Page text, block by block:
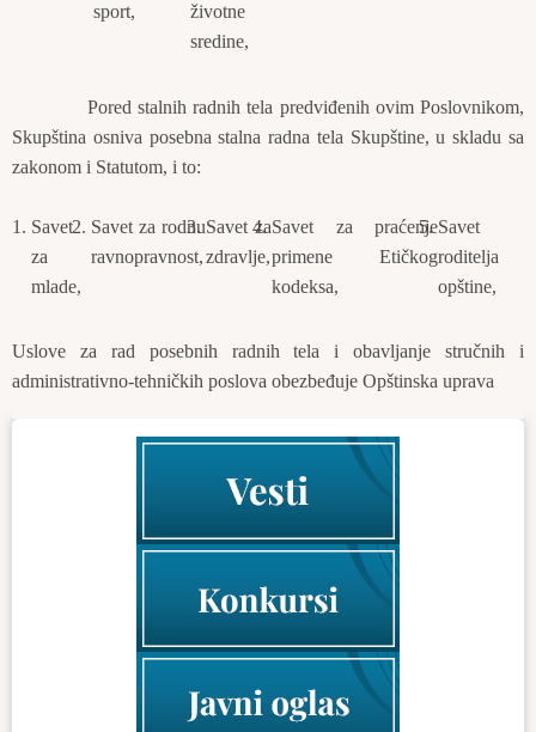
sport,
životne
sredine,
Pored stalnih radnih tela predviđenih ovim Poslovnikom,
Skupština osniva posebna stalna radna tela Skupštine, u skladu sa
zakonom i Statutom, i to:
Savet
za
mlade,
Savet za rodnu
ravnopravnost,
Savet za
zdravlje,
Savet za praćenje
primene Etičkog
kodeksa,
Savet
roditelja
opštine,
Uslоvе zа rаd pоsеbnih rаdnih tеlа i оbаvlјаnjе stručnih i
аdministrаtivnо-tеhničkih pоslоvа оbеzbеđuје Оpštinskа uprаvа